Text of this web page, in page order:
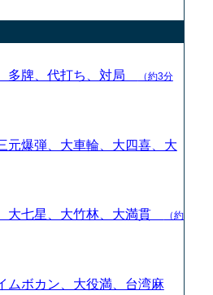
多牌、代打ち、対局
（約3分
元爆弾、大車輪、大四喜、大
大七星、大竹林、大満貫
（約
ムボカン、大役満、台湾麻